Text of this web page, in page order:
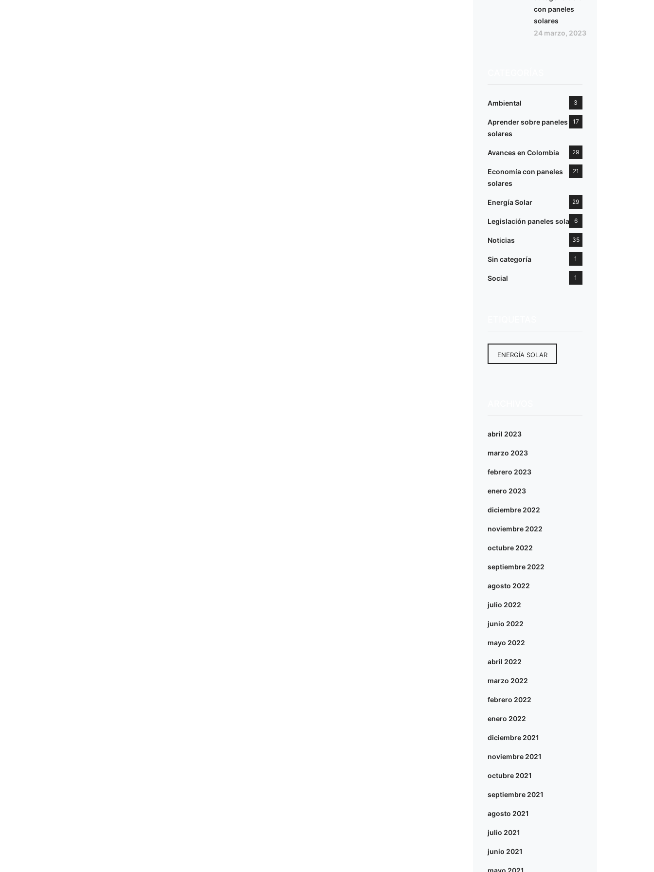
con paneles
solares
24 marzo, 2023
Ambiental 3
Aprender sobre paneles
solares
17
Avances en Colombia 29
Economía con paneles
solares
21
Energía Solar 29
Legislación paneles solares
6
Noticias 35
Sin categoría 1
Social 1
ENERGÍA SOLAR
abril 2023
marzo 2023
febrero 2023
enero 2023
diciembre 2022
noviembre 2022
octubre 2022
septiembre 2022
agosto 2022
julio 2022
junio 2022
mayo 2022
abril 2022
marzo 2022
febrero 2022
enero 2022
diciembre 2021
noviembre 2021
octubre 2021
septiembre 2021
agosto 2021
julio 2021
junio 2021
mayo 2021